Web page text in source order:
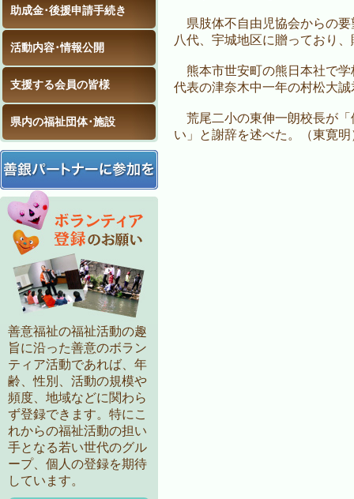
県肢体不自由児協会からの要
八代、宇城地区に贈っており
熊本市世安町の熊日本社で学
代表の津奈木中一年の村松大
荒尾二小の東伸一朗校長が「
い」と謝辞を述べた。（東寛明
助成金･後援申請手続き
活動内容･情報公開
支援する会員の皆様
県内の福祉団体･施設
善意福祉の福祉活動の趣
旨に沿った善意のボラン
ティア活動であれば、年
齢、性別、活動の規模や
頻度、地域などに関わら
ず登録できます。特にこ
れからの福祉活動の担い
手となる若い世代のグル
ープ、個人の登録を期待
しています。